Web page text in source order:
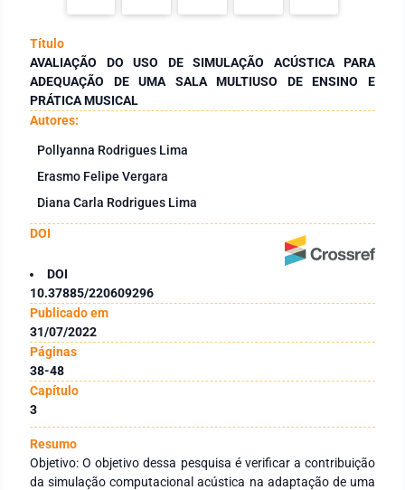
Título
AVALIAÇÃO DO USO DE SIMULAÇÃO ACÚSTICA PARA
ADEQUAÇÃO DE UMA SALA MULTIUSO DE ENSINO E
PRÁTICA MUSICAL
Autores:
Pollyanna Rodrigues Lima
Erasmo Felipe Vergara
Diana Carla Rodrigues Lima
DOI
DOI
10.37885/220609296
Publicado em
31/07/2022
Páginas
38-48
Capítulo
3
Resumo
Objetivo: O objetivo dessa pesquisa é verificar a contribuição
da simulação computacional acústica na adaptação de uma